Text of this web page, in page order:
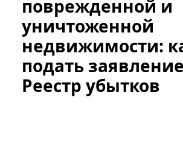
поврежденной и
уничтоженной
недвижимости:
подать
Реестр убытков